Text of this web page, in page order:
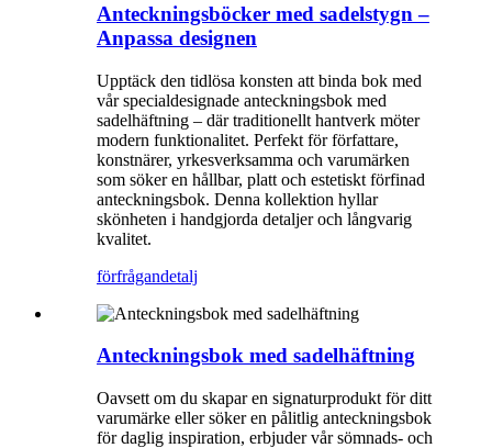
Anteckningsböcker med sadelstygn –
Anpassa designen
Upptäck den tidlösa konsten att binda bok med
vår specialdesignade anteckningsbok med
sadelhäftning – där traditionellt hantverk möter
modern funktionalitet. Perfekt för författare,
konstnärer, yrkesverksamma och varumärken
som söker en hållbar, platt och estetiskt förfinad
anteckningsbok. Denna kollektion hyllar
skönheten i handgjorda detaljer och långvarig
kvalitet.
förfrågandetalj
Anteckningsbok med sadelhäftning
Oavsett om du skapar en signaturprodukt för ditt
varumärke eller söker en pålitlig anteckningsbok
för daglig inspiration, erbjuder vår sömnads- och